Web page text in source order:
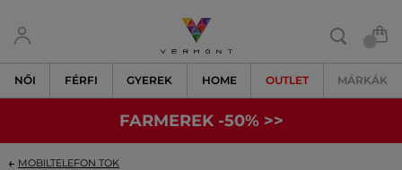
NŐI FÉRFI GYEREK HOME OUTLET MÁRKÁK
FARMEREK -50% >>
MOBILTELEFON TOK